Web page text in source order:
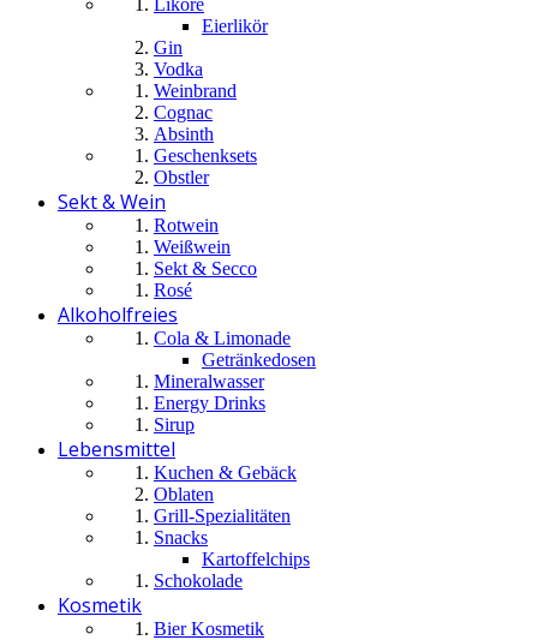
Eierlikör
Gin
Vodka
Weinbrand
Cognac
Absinth
Geschenksets
Obstler
Sekt & Wein
Rotwein
Weißwein
Sekt & Secco
Rosé
Alkoholfreies
Cola & Limonade
Getränkedosen
Mineralwasser
Energy Drinks
Sirup
Lebensmittel
Kuchen & Gebäck
Oblaten
Grill-Spezialitäten
Snacks
Kartoffelchips
Schokolade
Kosmetik
Bier Kosmetik